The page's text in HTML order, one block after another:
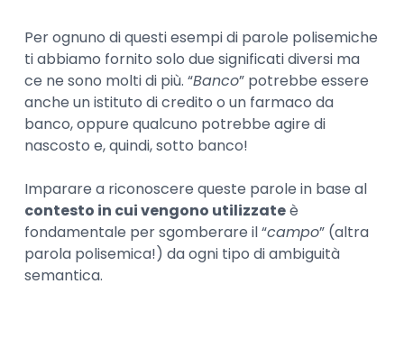
Per ognuno di questi esempi di parole polisemiche
ti abbiamo fornito solo due significati diversi ma
ce ne sono molti di più. “Banco” potrebbe essere
anche un istituto di credito o un farmaco da
banco, oppure qualcuno potrebbe agire di
nascosto e, quindi, sotto banco!
Imparare a riconoscere queste parole in base al
contesto in cui vengono utilizzateè
fondamentale per sgomberare il “campo” (altra
parola polisemica!) da ogni tipo di ambiguità
semantica.